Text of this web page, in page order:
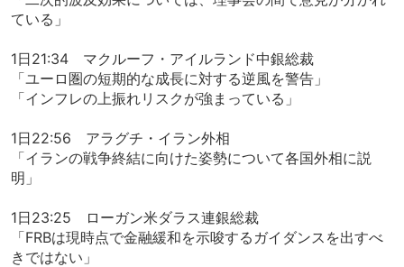
ている」
1日21:34 マクルーフ・アイルランド中銀総裁
「ユーロ圏の短期的な成長に対する逆風を警告」
「インフレの上振れリスクが強まっている」
1日22:56 アラグチ・イラン外相
「イランの戦争終結に向けた姿勢について各国外相に説
明」
1日23:25 ローガン米ダラス連銀総裁
「FRBは現時点で金融緩和を示唆するガイダンスを出すべ
きではない」